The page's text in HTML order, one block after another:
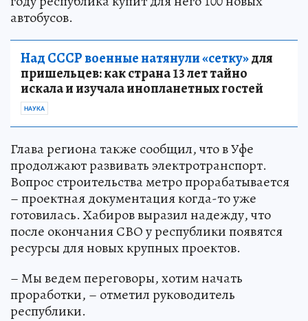
автобусов.
Над СССР военные натянули «сетку»для
пришельцев: как страна 13 лет тайно
искала и изучала инопланетных гостей
НАУКА
Глава региона также сообщил, что в Уфе
продолжают развивать электротранспорт.
Вопрос строительства метро прорабатывается
– проектная документация когда-то уже
готовилась. Хабиров выразил надежду, что
после окончания СВО у республики появятся
ресурсы для новых крупных проектов.
– Мы ведем переговоры, хотим начать
проработки, – отметил руководитель
республики.